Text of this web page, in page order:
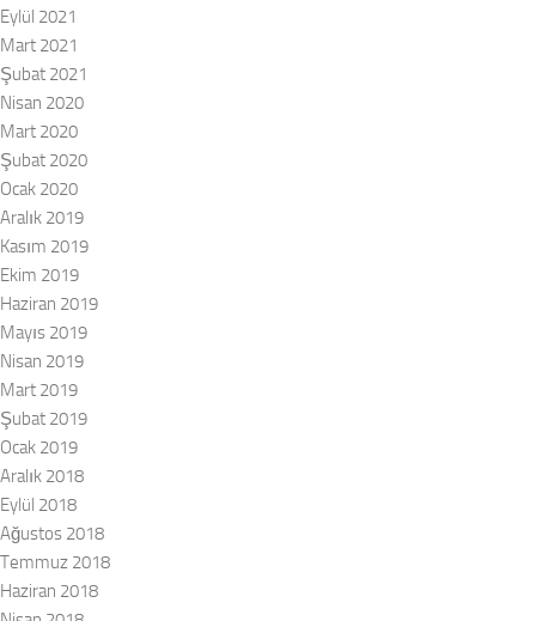
Eylül 2021
Mart 2021
Şubat 2021
Nisan 2020
Mart 2020
Şubat 2020
Ocak 2020
Aralık 2019
Kasım 2019
Ekim 2019
Haziran 2019
Mayıs 2019
Nisan 2019
Mart 2019
Şubat 2019
Ocak 2019
Aralık 2018
Eylül 2018
Ağustos 2018
Temmuz 2018
Haziran 2018